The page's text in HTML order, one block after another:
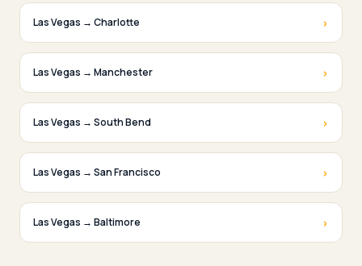
Las Vegas → Charlotte ›
Las Vegas → Manchester ›
Las Vegas → South Bend ›
Las Vegas → San Francisco ›
Las Vegas → Baltimore ›